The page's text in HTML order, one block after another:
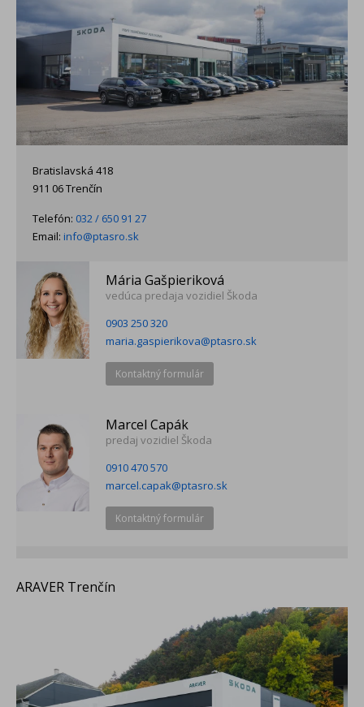
Bratislavská 418
911 06 Trenčín
Telefón: 032 / 650 91 27
Email: info@ptasro.sk
Mária Gašpieriková
vedúca predaja vozidiel Škoda
0903 250 320
maria.gaspierikova@ptasro.sk
Kontaktný formulár
Marcel Capák
predaj vozidiel Škoda
0910 470 570
marcel.capak@ptasro.sk
Kontaktný formulár
ARAVER Trenčín